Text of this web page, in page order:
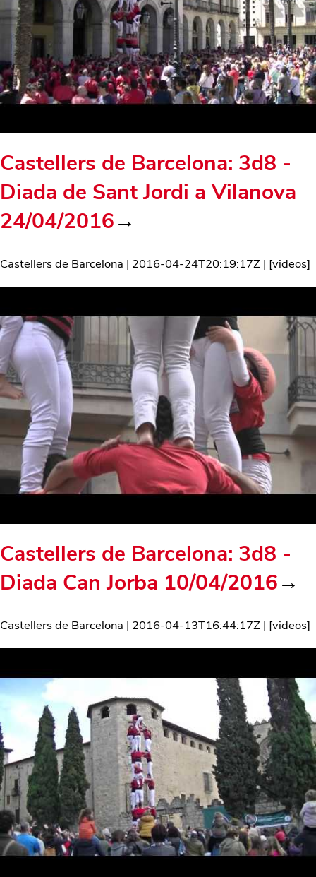
Castellers de Barcelona: 3d8 -
Diada de Sant Jordi a Vilanova
24/04/2016→
Castellers de Barcelona | 2016-04-24T20:19:17Z | [videos]
Castellers de Barcelona: 3d8 -
Diada Can Jorba 10/04/2016→
Castellers de Barcelona | 2016-04-13T16:44:17Z | [videos]